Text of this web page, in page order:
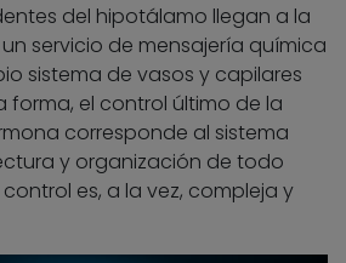
del hipotálamo llegan a la
servicio de mensajería química
sistema de vasos y capilares
forma, el control último de la
corresponde al sistema
y organización de todo
es, a la vez, compleja y